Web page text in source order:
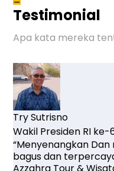
Testimonial
Apa kata mereka
Try Sutrisno
Wakil Presiden RI ke-
“Menyenangkan
bagus dan